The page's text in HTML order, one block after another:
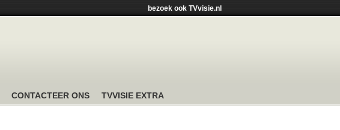
bezoek ook TVvisie.nl
CONTACTEER ONS TVVISIE EXTRA